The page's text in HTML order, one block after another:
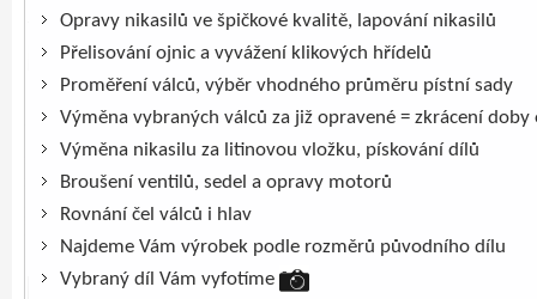
Opravy nikasilů ve špičkové kvalitě, lapování nikasilů
Přelisování ojnic a vyvážení klikových hřídelů
Proměření válců, výběr vhodného průměru pístní sady
Výměna vybraných válců za již opravené = zkrácení doby
Výměna nikasilu za litinovou vložku, pískování dílů
Broušení ventilů, sedel a opravy motorů
Rovnání čel válců i hlav
Najdeme Vám výrobek podle rozměrů původního dílu
Vybraný díl Vám vyfotíme